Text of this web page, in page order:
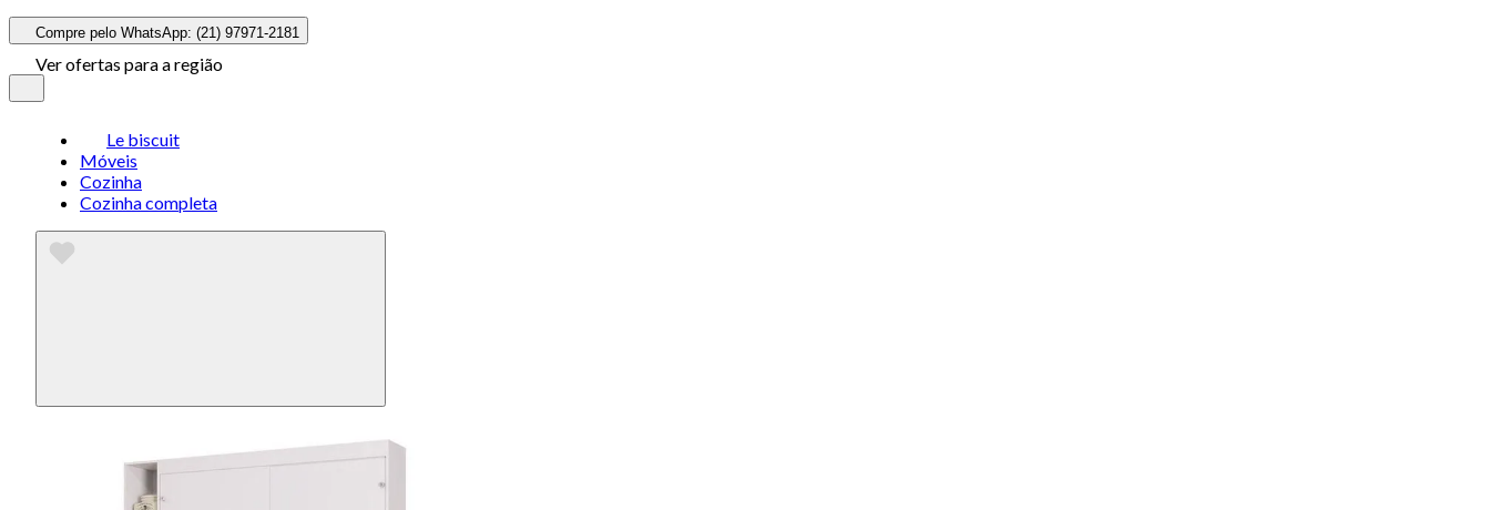
Compre pelo WhatsApp: (21) 97971-2181
Ver ofertas para a região
Le biscuit
Móveis
Cozinha
Cozinha completa